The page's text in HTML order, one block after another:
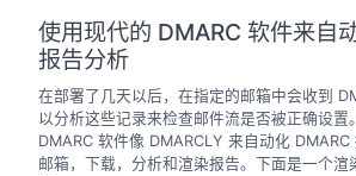
使用现代的 DMARC 软件来自
报告分析
在部署了几天以后，在指定的邮箱中会收到
以分析这些记录来检查邮件流是否被正确设置
DMARC 软件像 DMARCLY 来自动化
邮箱，下载，分析和渲染报告。下面是一个渲